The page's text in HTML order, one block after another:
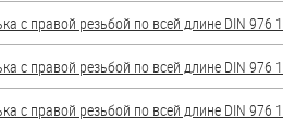
и шурупы
с правой резьбой по всей длине DIN 976
с правой резьбой по всей длине DIN 976
с правой резьбой по всей длине DIN 976